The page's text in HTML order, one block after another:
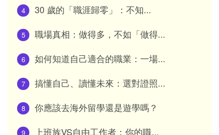
4 30 歲的「職涯歸零」：不知...
5 職場真相：做得多，不如「做得...
6 如何知道自己適合的職業：一場...
7 搞懂自己、讀懂未來：選對證照...
8 你應該去海外留學還是遊學嗎？
9 上班族VS自由工作者：你的職...